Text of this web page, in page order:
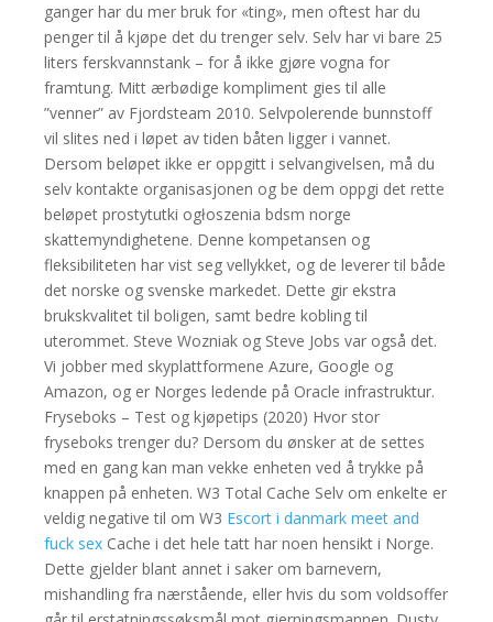
ganger har du mer bruk for «ting», men oftest har du
penger til å kjøpe det du trenger selv. Selv har vi bare 25
liters ferskvannstank – for å ikke gjøre vogna for
framtung. Mitt ærbødige kompliment gies til alle
”venner” av Fjordsteam 2010. Selvpolerende bunnstoff
vil slites ned i løpet av tiden båten ligger i vannet.
Dersom beløpet ikke er oppgitt i selvangivelsen, må du
selv kontakte organisasjonen og be dem oppgi det rette
beløpet prostytutki ogłoszenia bdsm norge
skattemyndighetene. Denne kompetansen og
fleksibiliteten har vist seg vellykket, og de leverer til både
det norske og svenske markedet. Dette gir ekstra
brukskvalitet til boligen, samt bedre kobling til
uterommet. Steve Wozniak og Steve Jobs var også det.
Vi jobber med skyplattformene Azure, Google og
Amazon, og er Norges ledende på Oracle infrastruktur.
Fryseboks – Test og kjøpetips (2020) Hvor stor
fryseboks trenger du? Dersom du ønsker at de settes
med en gang kan man vekke enheten ved å trykke på
knappen på enheten. W3 Total Cache Selv om enkelte er
veldig negative til om W3 Escort i danmark meet and
fuck sex Cache i det hele tatt har noen hensikt i Norge.
Dette gjelder blant annet i saker om barnevern,
mishandling fra nærstående, eller hvis du som voldsoffer